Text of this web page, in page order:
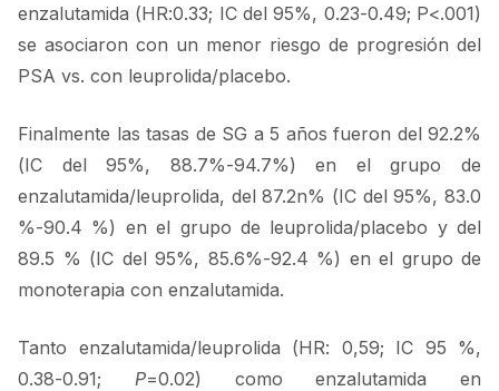
enzalutamida (HR:0.33; IC del 95%, 0.23-0.49; P<.001)
se asociaron con un menor riesgo de progresión del
PSA vs. con leuprolida/placebo.
Finalmente las tasas de SG a 5 años fueron del 92.2%
(IC del 95%, 88.7%-94.7%) en el grupo de
enzalutamida/leuprolida, del 87.2n% (IC del 95%, 83.0
%-90.4 %) en el grupo de leuprolida/placebo y del
89.5 % (IC del 95%, 85.6%-92.4 %) en el grupo de
monoterapia con enzalutamida.
Tanto enzalutamida/leuprolida (HR: 0,59; IC 95 %,
0.38-0.91; P=0.02) como enzalutamida en